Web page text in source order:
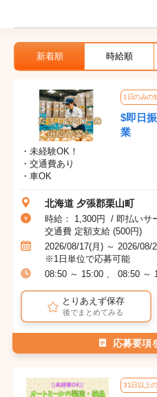
新着順 時給順
1日のみの
$即日
業
・未経験OK！
・交通費あり
・車OK
北海道 夕張郡栗山町
時給： 1,300円 / 即払い
交通費 定額支給 (500円)
2026/08/17(月) ～ 2026/08/
※1日単位で応募可能
08:50 ～ 15:00 、 08:50 ～
とりあえず保存
後でまとめてみる
応募要項
31日以上